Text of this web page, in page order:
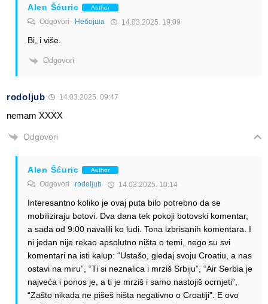
Alen Šćuric Author
Odgovori Небојша 14.03.2025. 19:09
Bi, i više.
Odgovori
rodoljub 14.03.2025. 09:47
nemam XXXX
Odgovori
Alen Šćuric Author
Odgovori rodoljub 14.03.2025. 10:14
Interesantno koliko je ovaj puta bilo potrebno da se
mobiliziraju botovi. Dva dana tek pokoji botovski komentar,
a sada od 9:00 navalili ko ludi. Tona izbrisanih komentara. I
ni jedan nije rekao apsolutno ništa o temi, nego su svi
komentari na isti kalup: “Ustašo, gledaj svoju Croatiu, a nas
ostavi na miru”, “Ti si neznalica i mrziš Srbiju”, “Air Serbia je
najveća i ponos je, a ti je mrziš i samo nastojiš ocrnjeti”,
“Zašto nikada ne pišeš ništa negativno o Croatiji”. E ovo